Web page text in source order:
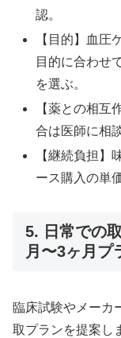
認。
【目的】血
目的に合わせ
を選ぶ。
【薬との相互
合は医師に相談
【継続負担】
ース購入の単
5. 日常での
月〜3ヶ月プ
臨床試験やメーカ
取プランを提案し